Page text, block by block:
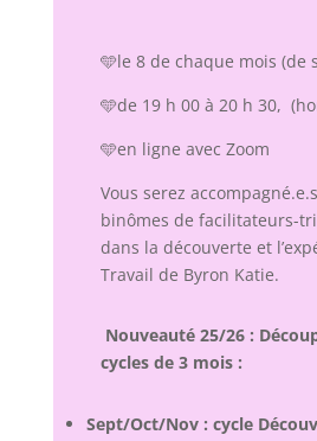
🩵le 8 de chaque mois (de
🩵de 19 h 00 à 20 h 30,
🩵en ligne avec Zoom
Vous serez
binômes de facilitateurs-
dans la découverte et
Travail de Byron Katie.
Nouveauté 25/26 :
cycles de 3 mois :
Sept/Oct/Nov : cycle